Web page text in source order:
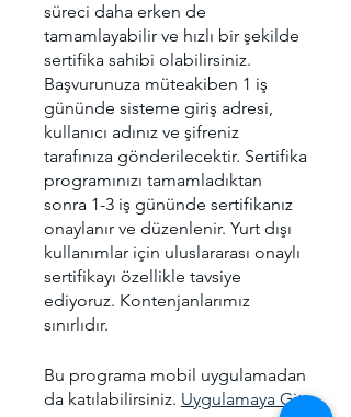
süreci daha erken de
tamamlayabilir ve hızlı bir şekilde
sertifika sahibi olabilirsiniz.
Başvurunuza müteakiben 1 iş
gününde sisteme giriş adresi,
kullanıcı adınız ve şifreniz
tarafınıza gönderilecektir. Sertifika
programınızı tamamladıktan
sonra 1-3 iş gününde sertifikanız
onaylanır ve düzenlenir. Yurt dışı
kullanımlar için uluslararası onaylı
sertifikayı özellikle tavsiye
ediyoruz. Kontenjanlarımız
sınırlıdır.
Bu programa mobil uygulamadan
da katılabilirsiniz. Uygulamaya Git